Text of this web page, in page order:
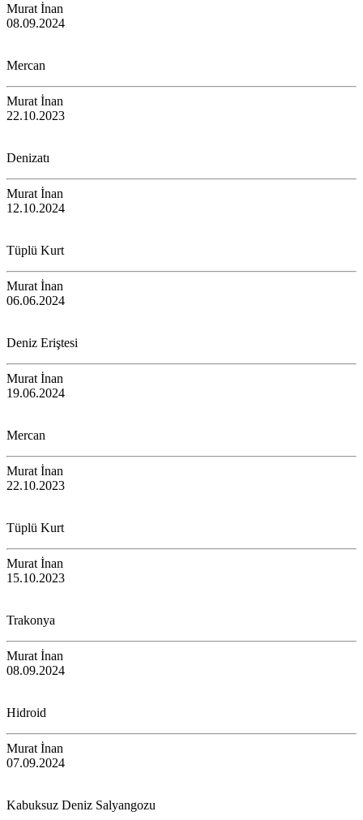
Murat İnan
08.09.2024
Mercan
Murat İnan
22.10.2023
Denizatı
Murat İnan
12.10.2024
Tüplü Kurt
Murat İnan
06.06.2024
Deniz Eriştesi
Murat İnan
19.06.2024
Mercan
Murat İnan
22.10.2023
Tüplü Kurt
Murat İnan
15.10.2023
Trakonya
Murat İnan
08.09.2024
Hidroid
Murat İnan
07.09.2024
Kabuksuz Deniz Salyangozu